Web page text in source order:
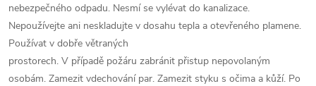
nebezpečného odpadu. Nesmí se vylévat do kanalizace.
Nepoužívejte ani neskladujte v dosahu tepla a otevřeného plamene.
Používat v dobře větraných
prostorech. V případě požáru zabránit přistup nepovolaným
osobám. Zamezit vdechování par. Zamezit styku s očima a kůží. Po